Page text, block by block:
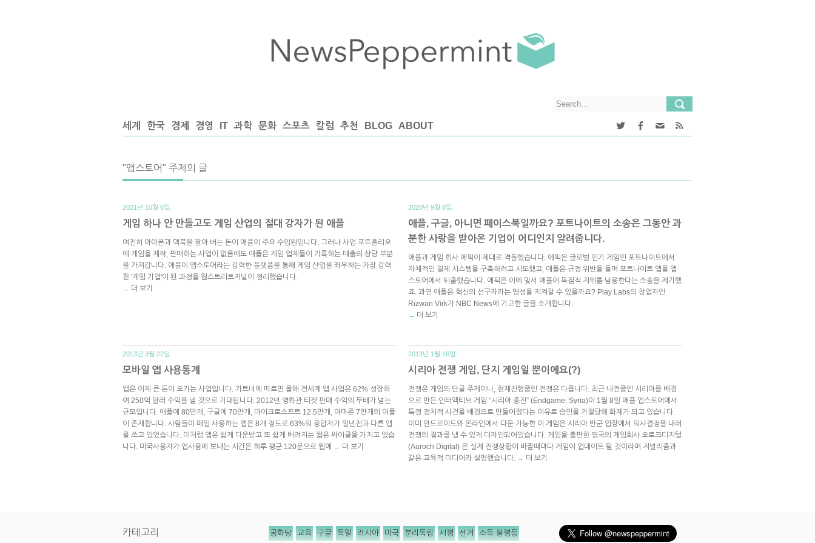
세계 한국 경제 경영 IT 과학 문화 스포츠 칼럼 추천 BLOG ABOUT
"앱스토어" 주제의 글
2021년 10월 6일.
게임 하나 안 만들고도 게임 산업의 절대 강자가 된 애플
여전히 아이폰과 맥북을 팔아 버는 돈이 애플의 주요 수입원입니다. 그러나 사업 포트폴리오
에 게임을 제작, 판매하는 사업이 없음에도 애플은 게임 업체들이 기록하는 매출의 상당 부분
을 가져갑니다. 애플이 앱스토어라는 강력한 플랫폼을 통해 게임 산업을 좌우하는 가장 강력
한 '게임 기업'이 된 과정을 월스트리트저널이 정리했습니다.
→ 더 보기
2020년 9월 8일.
애플, 구글, 아니면 페이스북일까요? 포트나이트의 소송은 그동안 과
분한 사랑을 받아온 기업이 어디인지 알려줍니다.
애플과 게임 회사 에픽이 제대로 격돌했습니다. 에픽은 글로벌 인기 게임인 포트나이트에서
자체적인 결제 시스템을 구축하려고 시도했고, 애플은 규정 위반을 들며 포트나이트 앱을 앱
스토어에서 퇴출했습니다. 에픽은 이에 맞서 애플이 독점적 지위를 남용한다는 소송을 제기했
죠. 과연 애플은 혁신의 선구자라는 명성을 지켜갈 수 있을까요? Play Labs의 창업자인
Rizwan Virk가 NBC News에 기고한 글을 소개합니다.
→ 더 보기
2013년 3월 22일.
모바일 앱 사용통계
앱은 이제 큰 돈이 오가는 사업입니다. 가트너에 따르면 올해 전세계 앱 사업은 62% 성장하
여 250억 달러 수익을 낼 것으로 기대됩니다. 2012년 영화관 티켓 판매 수익의 두배가 넘는
규모입니다. 애플에 80만개, 구글에 70만개, 마이크로소프트 12.5만개, 아마존 7만개의 어플
이 존재합니다. 사람들이 매일 사용하는 앱은 8개 정도로 63%의 응답자가 일년전과 다른 앱
을 쓰고 있었습니다. 이처럼 앱은 쉽게 다운받고 또 쉽게 버려지는 짧은 싸이클을 가지고 있습
니다. 미국사용자가 앱사용에 보내는 시간은 하루 평균 120분으로 웹에
→ 더 보기
2013년 1월 16일.
시리아 전쟁 게임, 단지 게임일 뿐이에요(?)
전쟁은 게임의 단골 주제이나, 현재진행중인 전쟁은 다릅니다. 최근 내전중인 시리아를 배경
으로 만든 인터액티브 게임 “시리아 종전” (Endgame: Syria)이 1월 8일 애플 앱스토어에서
특정 정치적 사건을 배경으로 만들어졌다는 이유로 승인을 거절당해 화제가 되고 있습니다.
이미 안드로이드와 온라인에서 다운 가능한 이 게임은 시리아 반군 입장에서 의사결정을 내려
전쟁의 결과를 낼 수 있게 디자인되어있습니다. 게임을 출판한 영국의 게임회사 오로크디지털
(Auroch Digital) 은 실제 전쟁상황이 바뀔때마다 게임이 업데이트 될 것이라며 저널리즘과
같은 교육적 미디어라 설명했습니다. → 더 보기
카테고리 공화당 교육 구글 독일 러시아 미국 분리독립 서평 선거 소득 불평등